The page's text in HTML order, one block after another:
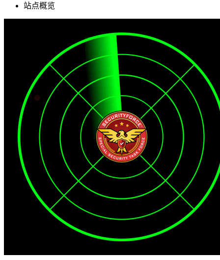
站点概览